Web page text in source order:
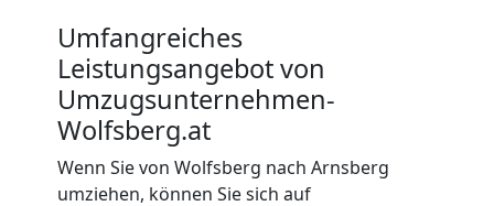
Umfangreiches
Leistungsangebot von
Umzugsunternehmen-
Wolfsberg.at
Wenn Sie von Wolfsberg nach Arnsberg
umziehen, können Sie sich auf
Wolfsberg
Mini